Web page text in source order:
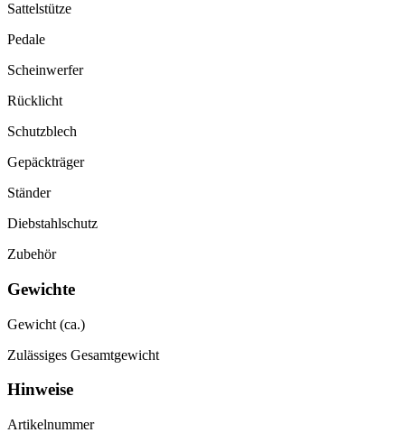
Sattelstütze
Pedale
Scheinwerfer
Rücklicht
Schutzblech
Gepäckträger
Ständer
Diebstahlschutz
Zubehör
Gewichte
Gewicht (ca.)
Zulässiges Gesamtgewicht
Hinweise
Artikelnummer